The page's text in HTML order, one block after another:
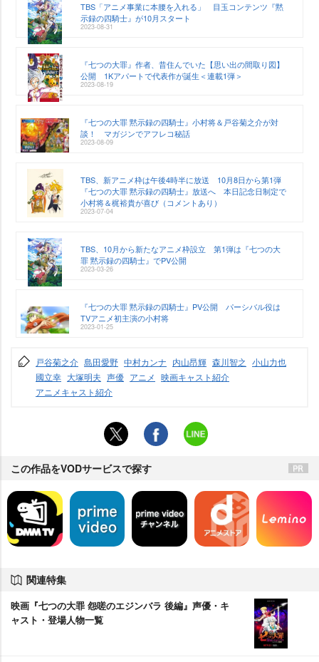
TBS「アニメ事業に本腰を入れる」 目玉コンテンツ『黙
示録の四騎士』が10月スタート
2023-08-31
『七つの大罪』作者、昔住んでいた【思い出の間取り図】
公開 1Kアパートで代表作が誕生＜連載1弾＞
2023-08-19
『七つの大罪 黙示録の四騎士』小村将＆戸谷菊之介が対
談！ マガジンでアフレコ秘話
2023-08-09
TBS、新アニメ枠は午後4時半に放送 10月8日から第1弾
『七つの大罪 黙示録の四騎士』放送へ 本日記念日制定で
小村将＆梶裕貴が喜び（コメントあり）
2023-07-04
TBS、10月から新たなアニメ枠設立 第1弾は『七つの大
罪 黙示録の四騎士』でPV公開
2023-03-26
『七つの大罪 黙示録の四騎士』PV公開 パーシバル役は
TVアニメ初主演の小村将
2023-01-25
戸谷菊之介 島田愛野 中村カンナ 内山昂輝 森川智之 小山力也
國立幸 大塚明夫 声優 アニメ 映画キャスト紹介
アニメキャスト紹介
この作品をVODサービスで探す
関連特集
映画『七つの大罪 怨嗟のエジンバラ 後編』声優・キ
ャスト・登場人物一覧